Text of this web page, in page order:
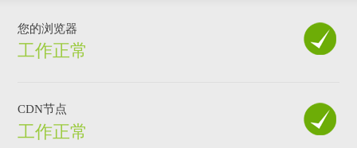
您的浏览器
工作正常
CDN节点
工作正常